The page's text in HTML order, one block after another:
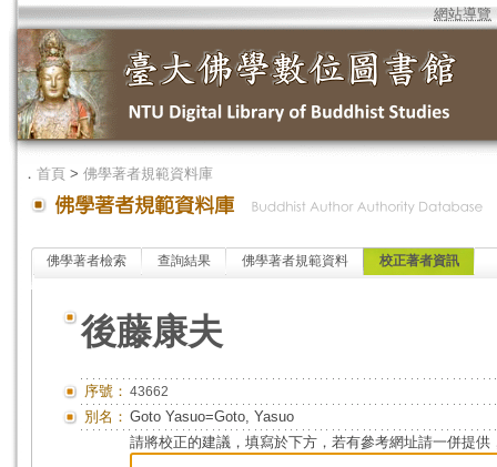
網站導覽
． 首頁 > 佛學著者規範資料庫
佛學著者檢索 查詢結果 佛學著者規範資料 校正著者資訊
後藤康夫
序號： 43662
別名： Goto Yasuo=Goto, Yasuo
請將校正的建議，填寫於下方，若有參考網址請一併提供